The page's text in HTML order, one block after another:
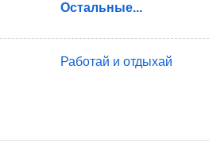
Остальные...
Работай и отдыхай